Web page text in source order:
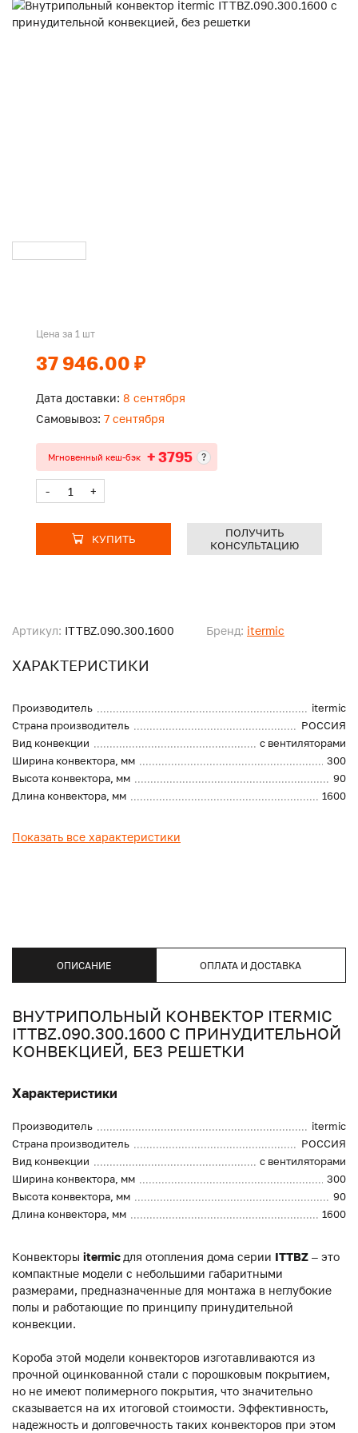
Артикул: ITTBZ.090.300.1600 Бренд: itermic
ХАРАКТЕРИСТИКИ
Производитель
itermic
Страна производитель
РОССИЯ
Вид конвекции
с вентиляторами
Ширина конвектора, мм
300
Высота конвектора, мм
90
Длина конвектора, мм
1600
Показать все характеристики
Цена за 1 шт
37 946.00 ₽
Дата доставки: 8 сентября
Самовывоз: 7 сентября
Мгновенный кеш-бэк + 3795 ?
- +
КУПИТЬ
ПОЛУЧИТЬ
КОНСУЛЬТАЦИЮ
ОПИСАНИЕ ОПЛАТА И ДОСТАВКА
ВНУТРИПОЛЬНЫЙ КОНВЕКТОР ITERMIC
ITTBZ.090.300.1600 С ПРИНУДИТЕЛЬНОЙ
КОНВЕКЦИЕЙ, БЕЗ РЕШЕТКИ
Характеристики
Производитель
itermic
Страна производитель
РОССИЯ
Вид конвекции
с вентиляторами
Ширина конвектора, мм
300
Высота конвектора, мм
90
Длина конвектора, мм
1600
Конвекторы itermic для отопления дома серии ITTBZ – это
компактные модели с небольшими габаритными
размерами, предназначенные для монтажа в неглубокие
полы и работающие по принципу принудительной
конвекции.
Короба этой модели конвекторов изготавливаются из
прочной оцинкованной стали с порошковым покрытием,
но не имеют полимерного покрытия, что значительно
сказывается на их итоговой стоимости. Эффективность,
надежность и долговечность таких конвекторов при этом